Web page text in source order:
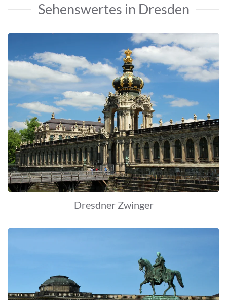
Sehenswertes in Dresden
Dresdner Zwinger